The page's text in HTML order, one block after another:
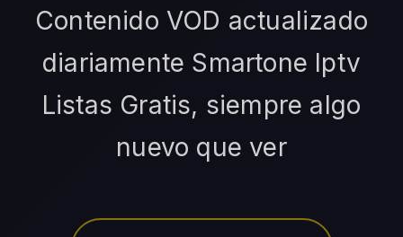
Contenido VOD actualizado
diariamente Smartone Iptv
Listas Gratis, siempre algo
nuevo que ver